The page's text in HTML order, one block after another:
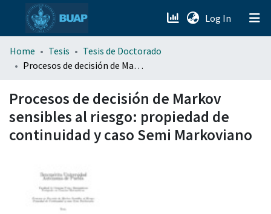
Log In (current)
menu.section.about_menu
Home Tesis
Tesis de Doctorado
Procesos de decisión de Markov sensibles al riesgo: propiedad de continuidad y caso Semi Markoviano
Procesos de decisión de Markov
sensibles al riesgo: propiedad de
continuidad y caso Semi Markoviano